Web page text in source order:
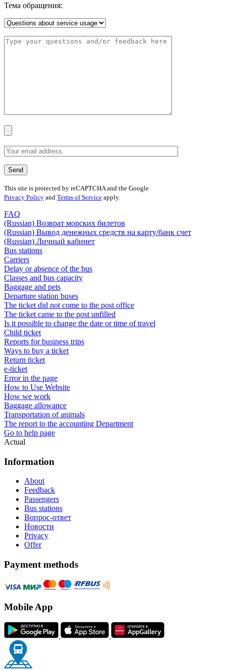
Тема обращения:
This site is protected by reCAPTCHA and the Google
Privacy Policy and Terms of Service apply.
FAQ
(Russian) Возврат морских билетов
(Russian) Вывод денежных средств на карту/банк счет
(Russian) Личный кабинет
Bus stations
Carriers
Delay or absence of the bus
Classes and bus capacity
Baggage and pets
Departure station buses
The ticket did not come to the post office
The ticket came to the post unfilled
Is it possible to change the date or time of travel
Child ticket
Reports for business trips
Ways to buy a ticket
Return ticket
e-ticket
Error in the page
How to Use Website
How we work
Baggage allowance
Transportation of animals
The report to the accounting Department
Go to help page
Actual
Information
About
Feedback
Passengers
Bus stations
Вопрос-ответ
Новости
Privacy
Offer
Payment methods
Mobile App